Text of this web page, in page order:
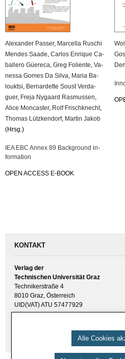
Alex­an­der Pas­ser, Mar­cel­la Ru­schi
Men­des Saade, Car­los En­ri­que Ca­
bal­le­ro Güe­re­ca, Greg Fo­li­en­te, Va­
nes­sa Gomes Da Silva, Maria Ba­
loukt­si, Ber­nar­det­te Soust Ver­da­
guer, Freja Ny­gaard Ras­mus­sen,
Alice Mon­cas­ter, Rolf Frisch­knecht,
Tho­mas Lütz­ken­dorf, Mar­tin Jakob
(Hrsg.)
IEA EBC Annex 89 Back­ground in­
for­ma­ti­on
OPEN AC­CESS E-BOOK
KONTAKT
Verlag der
Technischen Universität Graz
Technikerstraße 4
8010 Graz, Österreich
UID(VAT) ATU 57477929
Alle Cookies